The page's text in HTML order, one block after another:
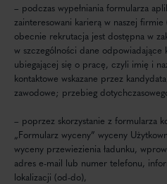
– podczas wypełniania formularza
zainteresowani karierą w naszej
obecnie rekrutacja jest dostępna w
w szczególności dane odpowiadające
ubiegającej się o pracę, czyli imię i
kontaktowe wskazane przez
zawodowe; przebieg
– poprzez skorzystanie z formularza
„Formularz wyceny” wyceny
wyceny przewiezienia ładunku,
adres e-mail lub numer telefonu,
lokalizacji (od-do),